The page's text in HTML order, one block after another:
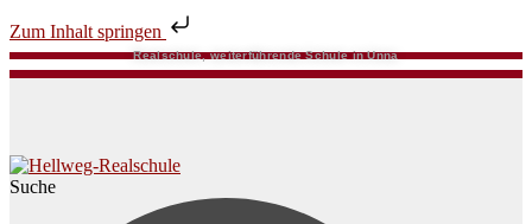
Zum Inhalt springen
Realschule, weiterführende Schule in Unna
Suche